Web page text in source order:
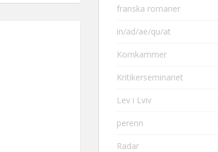
franska romaner
in/ad/ae/qu/at
Kornkammer
Kritikerseminariet
Lev i Lviv
perenn
Radar